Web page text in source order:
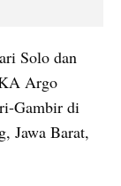
Solo dan
Argo
Gambir di
Jawa Barat,